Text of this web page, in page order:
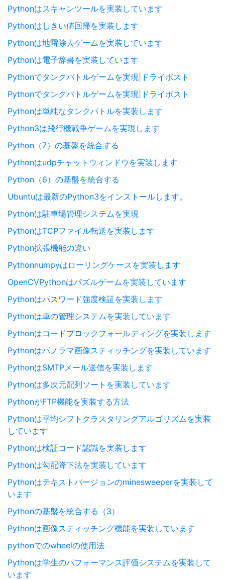
Pythonはスキャンツールを実装しています
Pythonはしきい値回帰を実装します
Pythonは地雷除去ゲームを実装しています
Pythonは電子辞書を実装しています
Pythonでタンクバトルゲームを実現|ドライポスト
Pythonでタンクバトルゲームを実現|ドライポスト
Pythonは単純なタンクバトルを実装します
Python3は飛行機戦争ゲームを実現します
Python（7）の基盤を統合する
Pythonはudpチャットウィンドウを実装します
Python（6）の基盤を統合する
Ubuntuは最新のPython3をインストールします。
Pythonは駐車場管理システムを実現
PythonはTCPファイル転送を実装します
Python拡張機能の違い
Pythonnumpyはローリングケースを実装します
OpenCVPythonはパズルゲームを実装しています
Pythonはパスワード強度検証を実装します
Pythonは車の管理システムを実装しています
Pythonはコードブロックフォールディングを実装します
Pythonはパノラマ画像スティッチングを実装しています
PythonはSMTPメール送信を実装します
Pythonは多次元配列ソートを実装しています
PythonがFTP機能を実装する方法
Pythonは平均シフトクラスタリングアルゴリズムを実装
しています
Pythonは検証コード認識を実装します
Pythonは勾配降下法を実装しています
Pythonはテキストバージョンのminesweeperを実装して
います
Pythonの基盤を統合する（3）
Pythonは画像スティッチング機能を実装しています
pythonでのwheelの使用法
Pythonは学生のパフォーマンス評価システムを実装して
います